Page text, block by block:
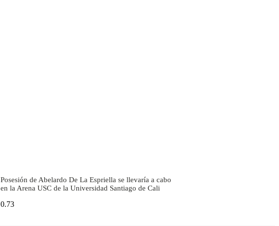
Posesión de Abelardo De La Espriella se llevaría a cabo
en la Arena USC de la Universidad Santiago de Cali